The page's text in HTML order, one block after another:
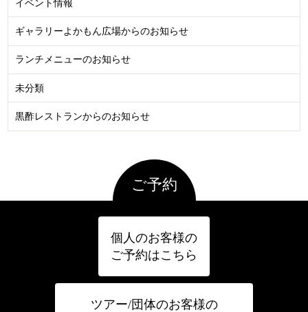
イベント情報
ギャラリーよかもん広場からのお知らせ
ランチメニューのお知らせ
未分類
黒酢レストランからのお知らせ
ご予約
個人のお客様の
ご予約はこちら
ツアー/団体のお客様の